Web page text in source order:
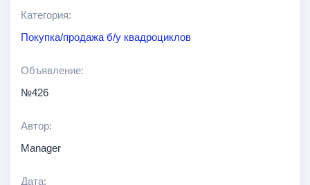
Категория:
Покупка/продажа б/у квадроциклов
Объявление:
№426
Автор:
Manager
Дата: